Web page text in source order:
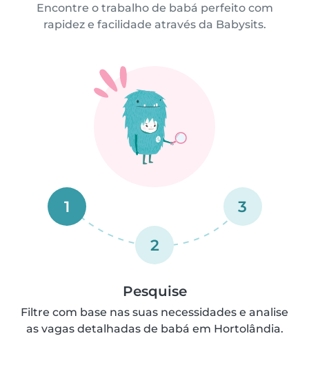
Encontre o trabalho de babá perfeito com
rapidez e facilidade através da Babysits.
1
2
3
Pesquise
Filtre com base nas suas necessidades e analise
as vagas detalhadas de babá em Hortolândia.